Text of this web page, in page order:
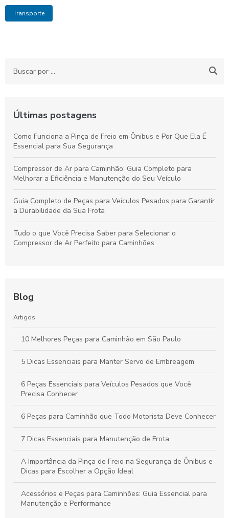
Transporte
Últimas postagens
Como Funciona a Pinça de Freio em Ônibus e Por Que Ela É
Essencial para Sua Segurança
Compressor de Ar para Caminhão: Guia Completo para
Melhorar a Eficiência e Manutenção do Seu Veículo
Guia Completo de Peças para Veículos Pesados para Garantir
a Durabilidade da Sua Frota
Tudo o que Você Precisa Saber para Selecionar o
Compressor de Ar Perfeito para Caminhões
Blog
Artigos
10 Melhores Peças para Caminhão em São Paulo
5 Dicas Essenciais para Manter Servo de Embreagem
6 Peças Essenciais para Veículos Pesados que Você
Precisa Conhecer
6 Peças para Caminhão que Todo Motorista Deve Conhecer
7 Dicas Essenciais para Manutenção de Frota
A Importância da Pinça de Freio na Segurança de Ônibus e
Dicas para Escolher a Opção Ideal
Acessórios e Peças para Caminhões: Guia Essencial para
Manutenção e Performance